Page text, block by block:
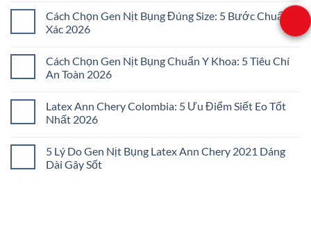
bình
luận
ở
Bụng
Không
Đau
Bí
Quyết
Chọn
Cách Chọn Gen Nịt Bụng Đúng Size: 5 Bước Chuẩn
Xác 2026
bình
luận
ở
Gen
Nịt
Bụng
5
Bước
Chuẩn
Cách Chọn Gen Nịt Bụng Chuẩn Y Khoa: 5 Tiêu Chí
An Toàn 2026
bình
luận
ở
Gen
Nịt
Bụng
Latex Ann Chery Colombia: 5 Ưu Điểm Siết Eo Tốt
Nhất 2026
bình
luận
ở
5 Lý Do Gen Nịt Bụng Latex Ann Chery 2021 Dáng
Dài Gây Sốt